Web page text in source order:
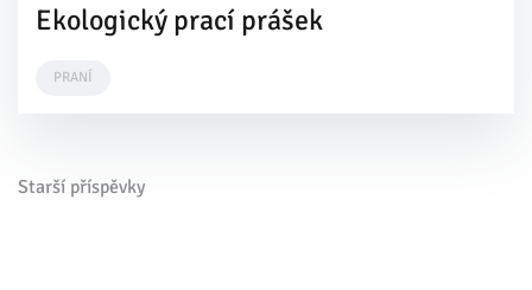
Ekologický prací prášek
PRANÍ
Navigace
Starší příspěvky